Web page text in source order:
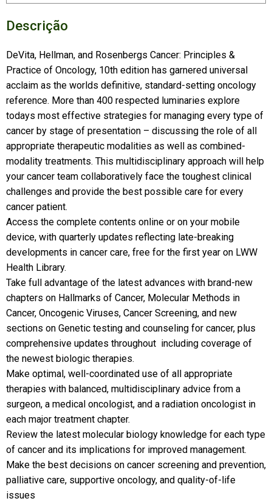
Descrição
DeVita, Hellman, and Rosenbergs Cancer: Principles &
Practice of Oncology, 10th edition has garnered universal
acclaim as the worlds definitive, standard-setting oncology
reference. More than 400 respected luminaries explore
todays most effective strategies for managing every type of
cancer by stage of presentation – discussing the role of all
appropriate therapeutic modalities as well as combined-
modality treatments. This multidisciplinary approach will help
your cancer team collaboratively face the toughest clinical
challenges and provide the best possible care for every
cancer patient.
Access the complete contents online or on your mobile
device, with quarterly updates reflecting late-breaking
developments in cancer care, free for the first year on LWW
Health Library.
Take full advantage of the latest advances with brand-new
chapters on Hallmarks of Cancer, Molecular Methods in
Cancer, Oncogenic Viruses, Cancer Screening, and new
sections on Genetic testing and counseling for cancer, plus
comprehensive updates throughout  including coverage of
the newest biologic therapies.
Make optimal, well-coordinated use of all appropriate
therapies with balanced, multidisciplinary advice from a
surgeon, a medical oncologist, and a radiation oncologist in
each major treatment chapter.
Review the latest molecular biology knowledge for each type
of cancer and its implications for improved management.
Make the best decisions on cancer screening and prevention,
palliative care, supportive oncology, and quality-of-life
issues